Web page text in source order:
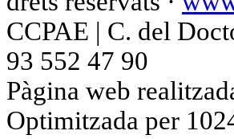
CCPAE | C. del
93 552 47 90
Pàgina web
Optimitzada per